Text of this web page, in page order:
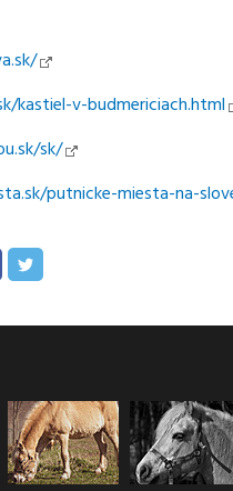
kastiel-v-budmericiach.html
sk/
putnicke-miesta-na-